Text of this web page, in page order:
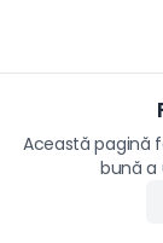
Această pagină
bună a